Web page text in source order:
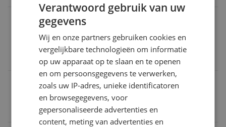
Telefoonnummer verantwoordelijke
marktdeelnemer in de EU
Deze informatie volgt nog / Ces informations suivro
nt bientôt
Adres verantwoordelijke marktdeelnemer in de EU
Deze informatie volgt nog / Ces informations suivro
nt bientôt
Verantwoord gebruik van uw
gegevens
Wij en onze partners gebruiken cookies en
vergelijkbare technologieën om informatie
op uw apparaat op te slaan en te openen
en om persoonsgegevens te verwerken,
zoals uw IP-adres, unieke identificatoren
en browsegegevens, voor
gepersonaliseerde advertenties en
content, meting van advertenties en